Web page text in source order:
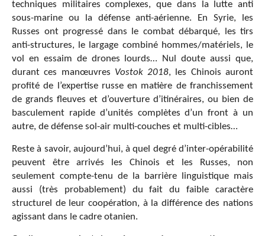
techniques militaires complexes, que dans la lutte anti
sous-marine ou la défense anti-aérienne. En Syrie, les
Russes ont progressé dans le combat débarqué, les tirs
anti-structures, le largage combiné hommes/matériels, le
vol en essaim de drones lourds… Nul doute aussi que,
durant ces manœuvres Vostok 2018, les Chinois auront
profité de l’expertise russe en matière de franchissement
de grands fleuves et d’ouverture d’itinéraires, ou bien de
basculement rapide d’unités complètes d’un front à un
autre, de défense sol-air multi-couches et multi-cibles…
Reste à savoir, aujourd’hui, à quel degré d’inter-opérabilité
peuvent être arrivés les Chinois et les Russes, non
seulement compte-tenu de la barrière linguistique mais
aussi (très probablement) du fait du faible caractère
structurel de leur coopération, à la différence des nations
agissant dans le cadre otanien.